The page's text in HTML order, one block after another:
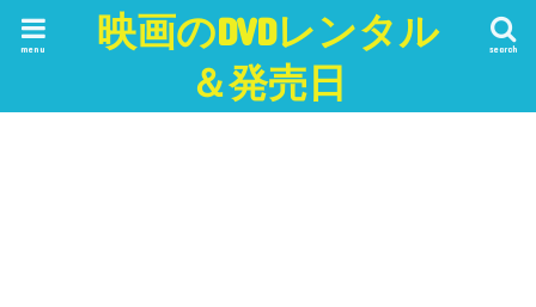
映画のDVDレンタル
＆発売日
search
menu